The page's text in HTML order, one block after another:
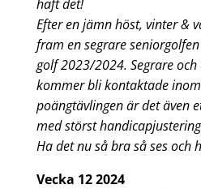
haft det!
Efter en jämn höst, vinter &
fram en segrare
golf 2023/2024. Segrare
kommer bli kontaktade
poängtävlingen är det även
med störst
Ha det nu så bra så ses och
Vecka 12 2024